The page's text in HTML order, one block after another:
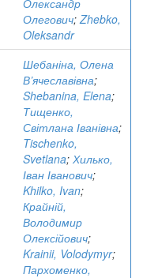
Олександр
Олегович;Zhebko,
Oleksandr
Шебаніна, Олена
В’ячеславівна;
Shebanina, Elena;
Тищенко,
Світлана Іванівна;
Tischenko,
Svetlana; Хилько,
Іван Іванович;
Khilko, Ivan;
Крайній,
Володимир
Олексійович;
Krainii, Volodymyr;
Пархоменко,